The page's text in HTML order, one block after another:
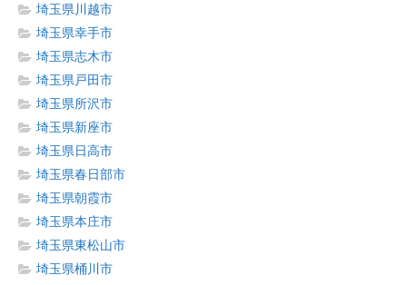
埼玉県川越市
埼玉県幸手市
埼玉県志木市
埼玉県戸田市
埼玉県所沢市
埼玉県新座市
埼玉県日高市
埼玉県春日部市
埼玉県朝霞市
埼玉県本庄市
埼玉県東松山市
埼玉県桶川市